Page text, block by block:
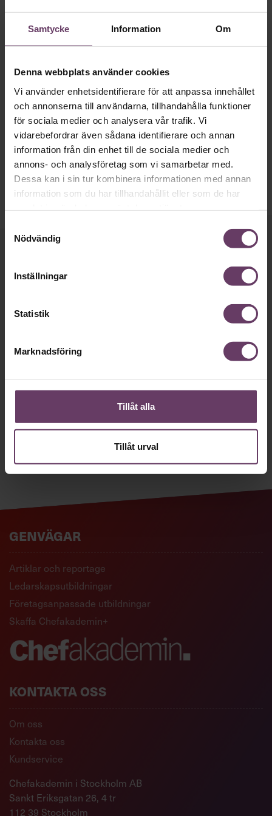
Samtycke Information Om
Denna webbplats använder cookies
Vi använder enhetsidentifierare för att anpassa innehållet
och annonserna till användarna, tillhandahålla funktioner
för sociala medier och analysera vår trafik. Vi
vidarebefordrar även sådana identifierare och annan
information från din enhet till de sociala medier och
annons- och analysföretag som vi samarbetar med.
Dessa kan i sin tur kombinera informationen med annan
information som du har tillhandahållit eller som de har
Nödvändig
Inställningar
Statistik
Marknadsföring
Tillåt alla
Tillåt urval
Konflikthantering
4 råd: Så tar du emot kritik från
kollegan – utan att skapa drama
Att få kritik ingår i en chefsposition. Men hur hanterar du
den? Här är 4 knep från psykologen Åsa Kruses senaste bok
om hur du du hanterar konflikten – utan att det blir dramatik.
Våra populära nyhetsbrev samlar varje
Chefakademin. Ledarskapsnytta och
inspiration för dig som är chef, ledare
prenumerera idag! Det är helt kostnadsfritt.
GENVÄGAR
Artiklar och reportage
Ledarskapsutbildningar
Företagsanpassade utbildningar
Skaffa Chefakademin+
KONTAKTA OSS
Om oss
Kontakta oss
Kundservice
Chefakademin i Stockholm AB
Sankt Eriksgatan 26, 4 tr
112 39 Stockholm